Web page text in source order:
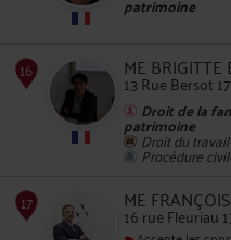
13
ME
13 Rue Bersot
Droit de la
patrimoine
Droit du travail
Procédure
ME
16 rue Fleuriau